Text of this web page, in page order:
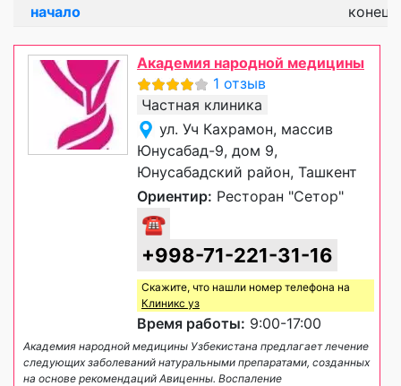
начало
конец
Академия народной медицины
1 отзыв
Частная клиника
ул. Уч Кахрамон, массив
Юнусабад-9, дом 9,
Юнусабадский район, Ташкент
Ориентир: Ресторан "Сетор"
☎
+998-71-221-31-16
Скажите, что нашли номер телефона на
Клиникс уз
Время работы: 9:00-17:00
Академия народной медицины Узбекистана предлагает лечение
следующих заболеваний натуральными препаратами, созданных
на основе рекомендаций Авиценны. Воспаление